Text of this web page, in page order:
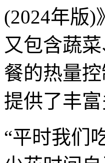
(2024年版
又包含蔬
餐的热量
提供了丰
“平时我们